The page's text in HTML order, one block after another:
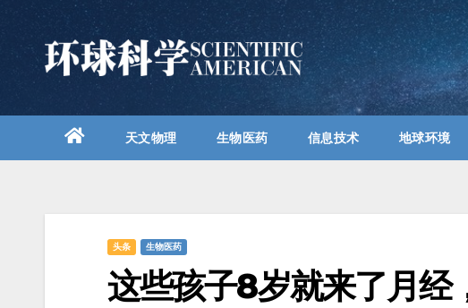
天文物理 生物医药 信息技术 地球环境
头条 生物医药
这些孩子8岁就来了月经